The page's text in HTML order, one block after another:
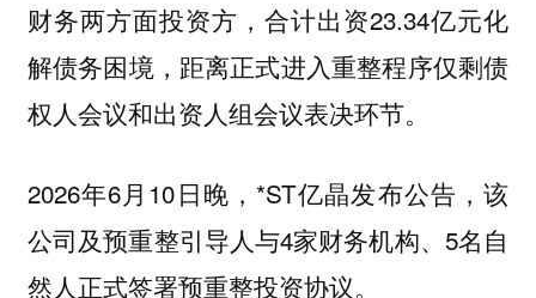
财务两方面投资方，合计出资23.34亿元化
解债务困境，距离正式进入重整程序仅剩债
权人会议和出资人组会议表决环节。
2026年6月10日晚，*ST亿晶发布公告，该
公司及预重整引导人与4家财务机构、5名自
然人正式签署预重整投资协议。